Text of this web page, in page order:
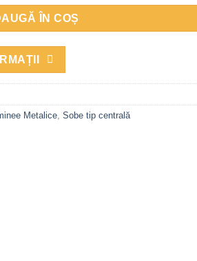
ÎN COȘ
Metalice, Sobe tip centrală